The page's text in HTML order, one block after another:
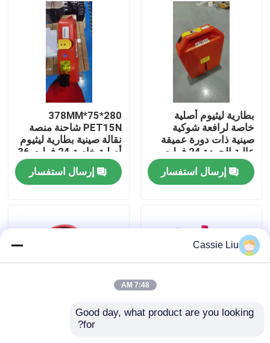
منتجات
معلومات عنا
جولة في المعمل
رقابة جودة
اطلب اقتباس
بطارية الليثيوم رافعة شوكية
بطارية ليثيوم أيون رافعة شوكية كهربائية
بطارية ليثيوم أصلية
خاصة لرافعة شوكية
صينية ذات دورة عميقة
عالية الجودة 24 فولت
36 أمبير في الساعة
لرافعة شوكية منصات
نقالة PET15N
إرسال استفسار
280*75*378MM
PET15N شاحنة منصة
نقالة صينية بطارية ليثيوم
أصلية خاصة 24 فولت 36
أمبير
إرسال استفسار
Cassie Liu
7:48 AM
Good day, what product are you looking
for?